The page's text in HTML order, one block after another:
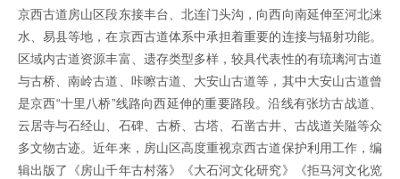
京西古道房山区段东接丰台、北连门头沟，向西向南延伸至河北涞
水、易县等地，在京西古道体系中承担着重要的连接与辐射功能。
区域内古道资源丰富、遗存类型多样，较具代表性的有琉璃河古道
与古桥、南岭古道、咔嚓古道、大安山古道等，其中大安山古道曾
是京西“十里八桥”线路向西延伸的重要路段。沿线有张坊古战道、
云居寺与石经山、石碑、古桥、古塔、石凿古井、古战道关隘等众
多文物古迹。近年来，房山区高度重视京西古道保护利用工作，编
辑出版了《房山千年古村落》《大石河文化研究》《拒马河文化览